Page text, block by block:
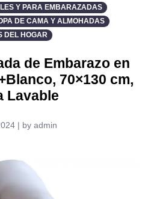
Y PARA EMBARAZADAS
DE CAMA Y ALMOHADAS
DEL HOGAR
de Embarazo en
70×130 cm,
Lavable
| by admin